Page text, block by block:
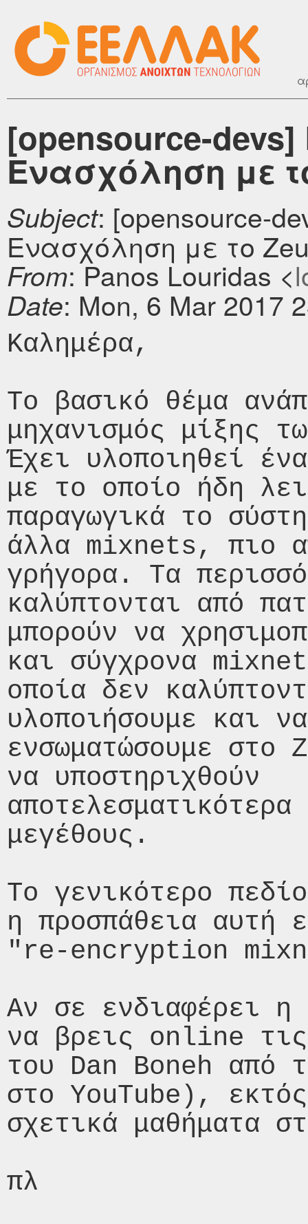
[opensource-
Ενασχόληση με
Subject: [opensource-
Ενασχόληση με το
From: Panos Louridas <
Date: Mon, 6 Mar 2017
Καλημέρα,
Το βασικό θέμα
μηχανισμός μίξης
Έχει υλοποιηθεί
με το οποίο ήδη
παραγωγικά το
άλλα mixnets, πιο
γρήγορα. Τα
καλύπτονται από
μπορούν να
και σύγχρονα
οποία δεν
υλοποιήσουμε και
ενσωματώσουμε στο
να υποστηριχθούν
μεγέθους.
Το γενικότερο
η προσπάθεια αυτή
"re-encryption
Αν σε ενδιαφέρει η
να βρεις online τις
του Dan Boneh από
στο YouTube),
σχετικά μαθήματα
πλ